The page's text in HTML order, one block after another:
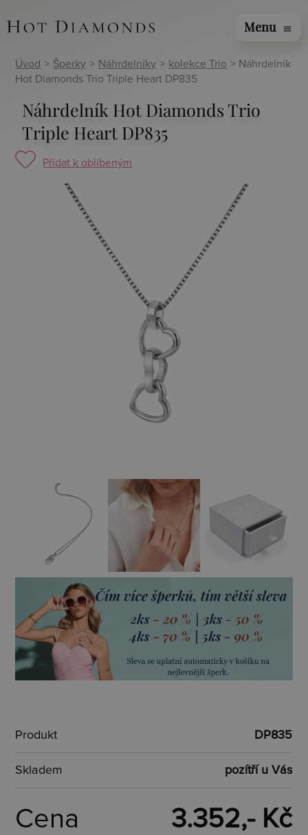
Menu menu
Úvod > Šperky > Náhrdelníky > kolekce Trio > Náhrdelník
Hot Diamonds Trio Triple Heart DP835
Náhrdelník Hot Diamonds Trio
Triple Heart DP835
Přidat k oblíbeným
Produkt DP835
Skladem pozítří u Vás
Cena 3.352,- Kč